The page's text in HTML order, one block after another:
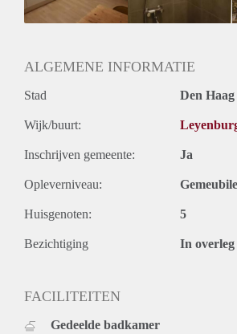
ALGEMENE INFORMATIE
Stad Den Haag
Wijk/buurt:
Inschrijven gemeente: Ja
Opleverniveau:
Huisgenoten: 5
Bezichtiging In overleg
FACILITEITEN
Gedeelde badkamer